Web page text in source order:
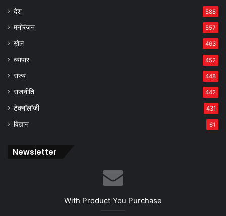
देश 588
मनोरंजन 557
खेल 463
व्यापार 452
राज्य 448
राजनीति 442
टेक्नॉलॉजी 431
विज्ञान 61
Newsletter
With Product You Purchase